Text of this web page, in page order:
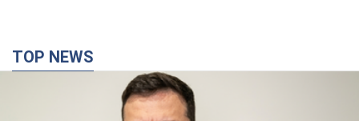
TOP NEWS